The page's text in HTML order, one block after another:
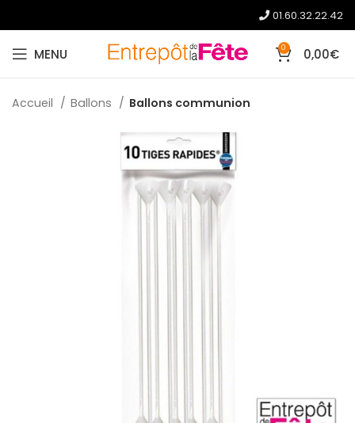
01.60.32.22.42
MENU 0 0,00€
Accueil Ballons Ballons communion